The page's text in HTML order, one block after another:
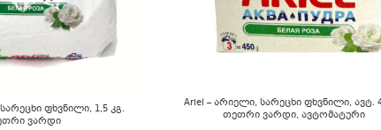
ფხვნილი, 1,5 კგ.
ვარდი
Ariel – არიელი, სარეცხი ფხვნილი, ავტ.
თეთრი ვარდი, ავტომატური